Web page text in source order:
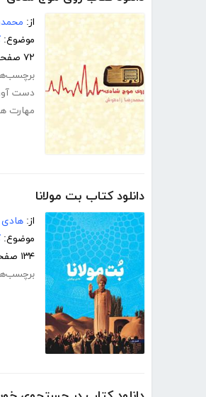
از:
موضوع:
۷۲ صفحه
دست
مهارت
دانلود کتاب بت مولانا
از: هادی
موضوع:
۱۳۴ صفحه